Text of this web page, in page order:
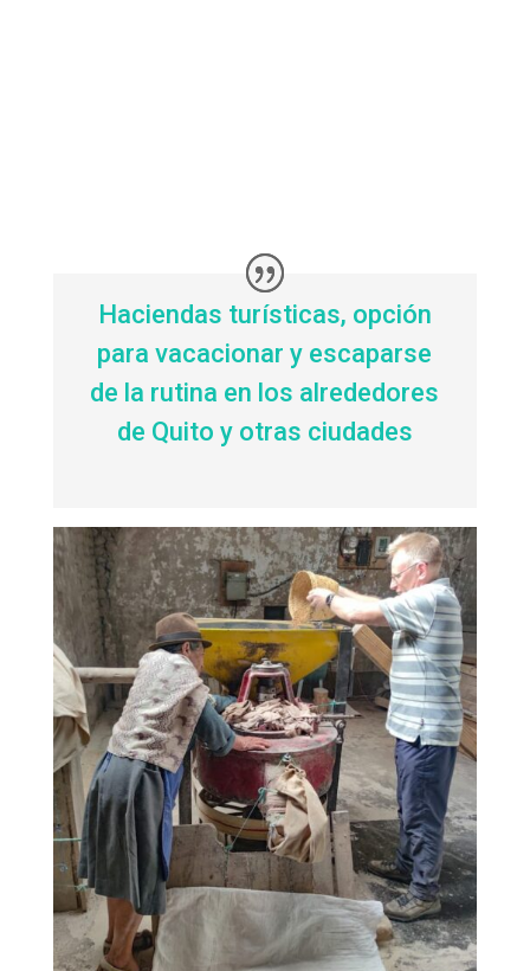
Haciendas turísticas, opción
para vacacionar y escaparse
de la rutina en los alrededores
de Quito y otras ciudades